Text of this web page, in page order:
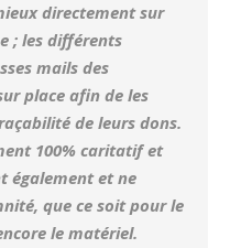
directement sur
; les différents
mails des
place afin de les
de leurs dons.
100% caritatif et
également et ne
que ce soit pour le
le matériel.